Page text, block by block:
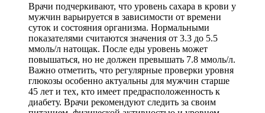
Врачи подчеркивают, что уровень сахара в крови у
мужчин варьируется в зависимости от времени
суток и состояния организма. Нормальными
показателями считаются значения от 3.3 до 5.5
ммоль/л натощак. После еды уровень может
повышаться, но не должен превышать 7.8 ммоль/л.
Важно отметить, что регулярные проверки уровня
глюкозы особенно актуальны для мужчин старше
45 лет и тех, кто имеет предрасположенность к
диабету. Врачи рекомендуют следить за своим